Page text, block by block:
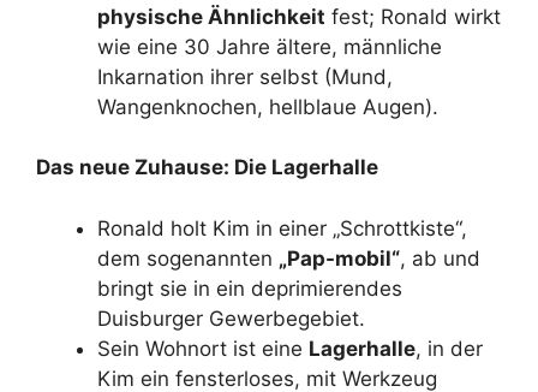
physische Ähnlichkeit fest; Ronald wirkt
wie eine 30 Jahre ältere, männliche
Inkarnation ihrer selbst (Mund,
Wangenknochen, hellblaue Augen).
Das neue Zuhause: Die Lagerhalle
Ronald holt Kim in einer „Schrottkiste“,
dem sogenannten „Pap-mobil“, ab und
bringt sie in ein deprimierendes
Duisburger Gewerbegebiet.
Sein Wohnort ist eine Lagerhalle, in der
Kim ein fensterloses, mit Werkzeug